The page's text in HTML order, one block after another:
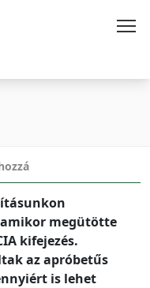
megütötte
kifejezés.
az apróbetűs
is lehet